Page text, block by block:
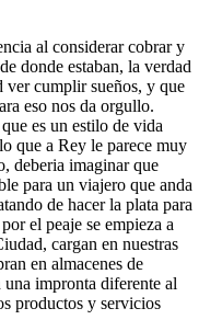
al considerar cobrar y
donde estaban, la verdad
ver cumplir sueños, y que
eso nos da orgullo.
es un estilo de vida
que a Rey le parece muy
deberia imaginar que
para un viajero que anda
de hacer la plata para
el peaje se empieza a
cargan en nuestras
en almacenes de
impronta diferente al
productos y servicios